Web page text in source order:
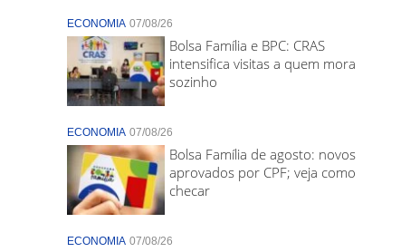
ECONOMIA 07/08/26
Bolsa Família e BPC: CRAS
intensifica visitas a quem mora
sozinho
ECONOMIA 07/08/26
Bolsa Família de agosto: novos
aprovados por CPF; veja como
checar
ECONOMIA 07/08/26